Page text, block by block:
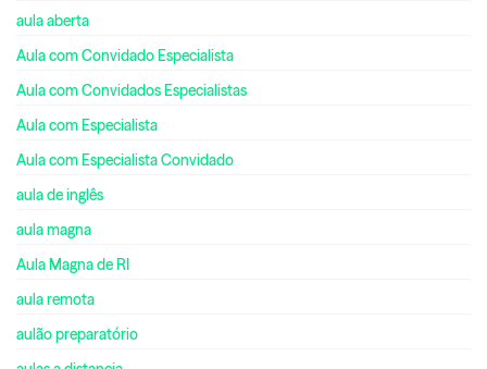
aula aberta
Aula com Convidado Especialista
Aula com Convidados Especialistas
Aula com Especialista
Aula com Especialista Convidado
aula de inglês
aula magna
Aula Magna de RI
aula remota
aulão preparatório